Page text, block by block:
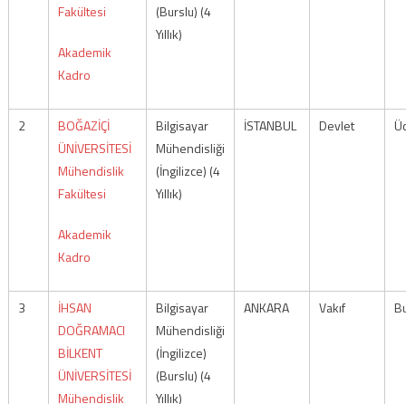
Fakültesi
Akademik
Kadro
(Burslu) (4
Yıllık)
2
BOĞAZİÇİ
ÜNİVERSİTESİ
Mühendislik
Fakültesi
Akademik
Kadro
Bilgisayar
Mühendisliği
(İngilizce) (4
Yıllık)
İSTANBUL Devlet
3
İHSAN
DOĞRAMACI
BİLKENT
ÜNİVERSİTESİ
Mühendislik
Bilgisayar
Mühendisliği
(İngilizce)
(Burslu) (4
Yıllık)
ANKARA Vakıf